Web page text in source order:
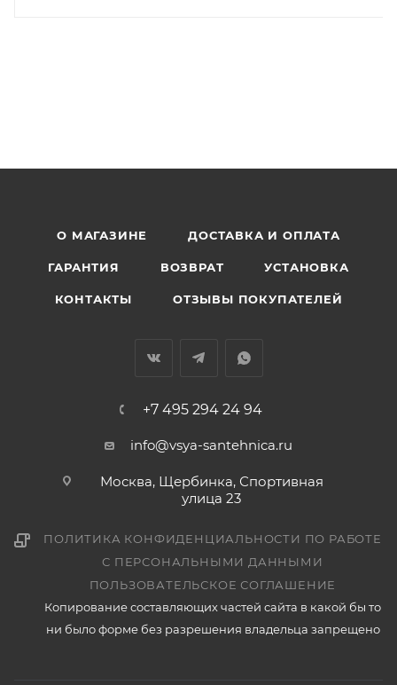
О МАГАЗИНЕ ДОСТАВКА И ОПЛАТА
ГАРАНТИЯ ВОЗВРАТ УСТАНОВКА
КОНТАКТЫ ОТЗЫВЫ ПОКУПАТЕЛЕЙ
+7 495 294 24 94
info@vsya-santehnica.ru
Москва, Щербинка, Спортивная
улица 23
ПОЛИТИКА КОНФИДЕНЦИАЛЬНОСТИ ПО РАБОТЕ
С ПЕРСОНАЛЬНЫМИ ДАННЫМИ
ПОЛЬЗОВАТЕЛЬСКОЕ СОГЛАШЕНИЕ
Копирование составляющих частей сайта в какой бы то
ни было форме без разрешения владельца запрещено